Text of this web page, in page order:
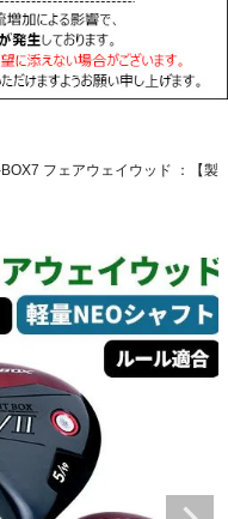
フェアウェイウッド ：【製